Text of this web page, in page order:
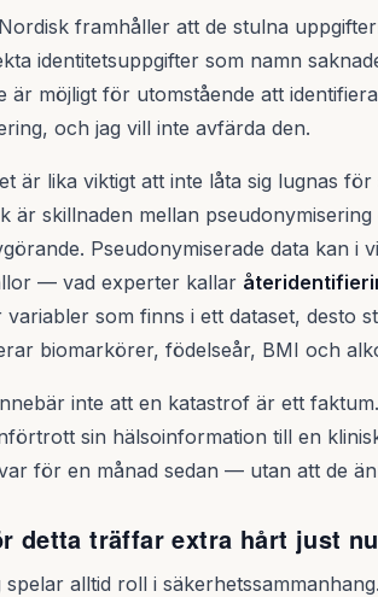
framhåller att de stulna
identitetsuppgifter som namn
är möjligt för utomstående att
och jag vill inte avfärda den.
är lika viktigt att inte låta sig lugnas
är skillnaden mellan
Pseudonymiserade data kan i
— vad experter kallar
som finns i ett dataset, desto
biomarkörer, födelseår, BMI och
inte att en katastrof är ett
sin hälsoinformation till en
för en månad sedan — utan att de
detta träffar extra hårt just nu
spelar alltid roll i